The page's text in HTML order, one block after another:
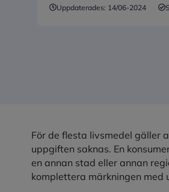
Uppdaterades: 14/06-2024
För de flesta livsmedel gäller
uppgiften saknas. En
en annan stad eller annan
komplettera märkningen med